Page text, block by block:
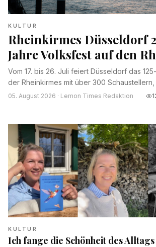
KULTUR
Rheinkirmes Düsseldorf
Jahre Volksfest auf den
Vom 17. bis 26. Juli feiert Düsseldorf das
der Rheinkirmes mit über 300
Fahrgeschäften, Drohnenshows und einem
05. August 2026 · Lemon Times Redaktion
KULTUR
Ich fange die Schönheit des